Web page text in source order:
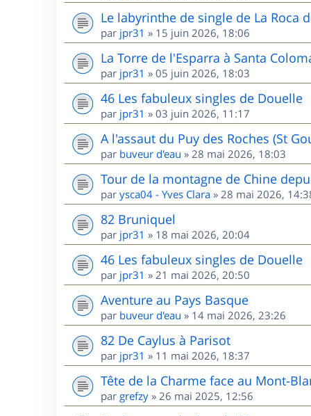
Le labyrinthe de single de La Roca
par jpr31 » 15 juin 2026, 18:06
La Torre de l'Esparra à Santa
par jpr31 » 05 juin 2026, 18:03
46 Les fabuleux singles de Douelle
par jpr31 » 03 juin 2026, 11:17
A l'assaut du Puy des Roches (St
par buveur d'eau » 28 mai 2026, 18:03
Tour de la montagne de Chine
par ysca04 - Yves Clara » 28 mai 2026,
82 Bruniquel
par jpr31 » 18 mai 2026, 20:04
46 Les fabuleux singles de Douelle
par jpr31 » 21 mai 2026, 20:50
Aventure au Pays Basque
par buveur d'eau » 14 mai 2026, 23:26
82 De Caylus à Parisot
par jpr31 » 11 mai 2026, 18:37
Tête de la Charme face au Mont-
par grefzy » 26 mai 2025, 12:56